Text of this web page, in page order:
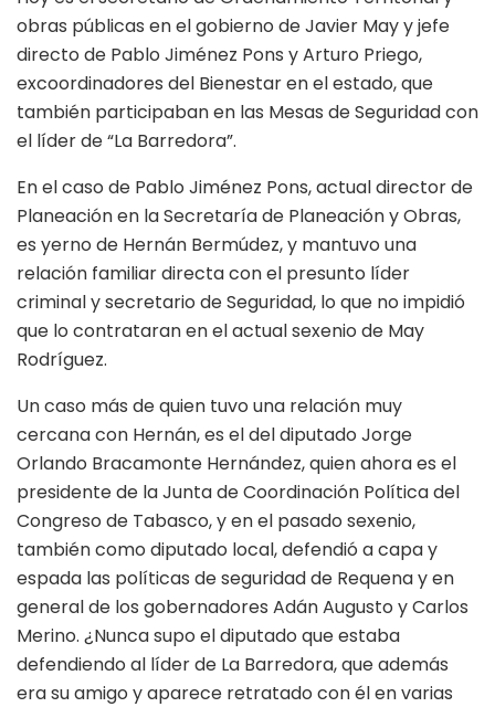
obras públicas en el gobierno de Javier May y jefe
directo de Pablo Jiménez Pons y Arturo Priego,
excoordinadores del Bienestar en el estado, que
también participaban en las Mesas de Seguridad con
el líder de “La Barredora”.
En el caso de Pablo Jiménez Pons, actual director de
Planeación en la Secretaría de Planeación y Obras,
es yerno de Hernán Bermúdez, y mantuvo una
relación familiar directa con el presunto líder
criminal y secretario de Seguridad, lo que no impidió
que lo contrataran en el actual sexenio de May
Rodríguez.
Un caso más de quien tuvo una relación muy
cercana con Hernán, es el del diputado Jorge
Orlando Bracamonte Hernández, quien ahora es el
presidente de la Junta de Coordinación Política del
Congreso de Tabasco, y en el pasado sexenio,
también como diputado local, defendió a capa y
espada las políticas de seguridad de Requena y en
general de los gobernadores Adán Augusto y Carlos
Merino. ¿Nunca supo el diputado que estaba
defendiendo al líder de La Barredora, que además
era su amigo y aparece retratado con él en varias